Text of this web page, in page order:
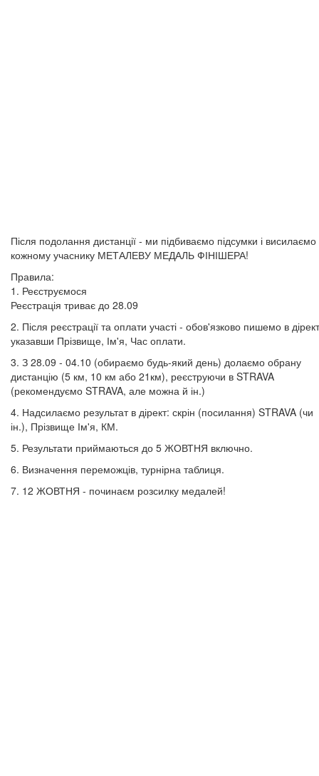
Після подолання дистанції - ми підбиваємо підсумки і висилаємо
кожному учаснику МЕТАЛЕВУ МЕДАЛЬ ФІНІШЕРА!
Правила:
1. Реєструємося
Реєстрація триває до 28.09
2. Після реєстрації та оплати участі - обов'язково пишемо в
указавши Прізвище, Ім'я, Час оплати.
3. З 28.09 - 04.10 (обираємо будь-який день) долаємо обрану
дистанцію (5 км, 10 км або 21км), реєструючи в STRAVA
(рекомендуємо STRAVA, але можна й ін.)
4. Надсилаємо результат в дірект: скрін (посилання) STRAVA (чи
ін.), Прізвище Ім'я, КМ.
5. Результати приймаються до 5 ЖОВТНЯ включно.
6. Визначення переможців, турнірна таблиця.
7. 12 ЖОВТНЯ - починаєм розсилку медалей!